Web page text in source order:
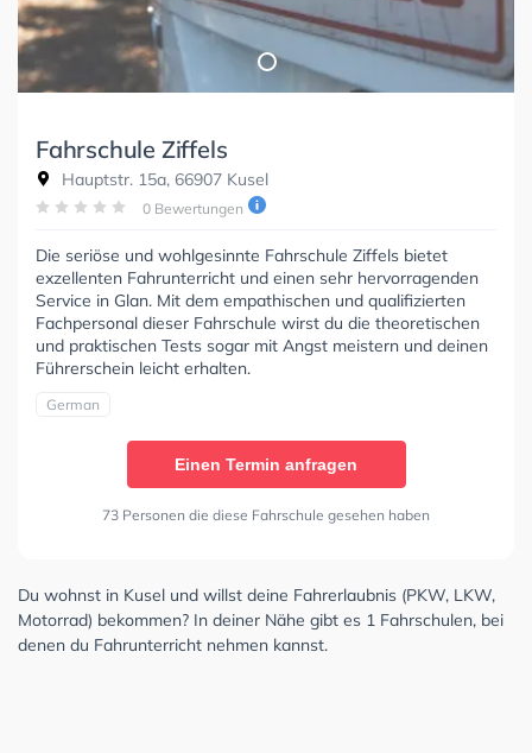
Fahrschule Ziffels
Hauptstr. 15a, 66907 Kusel
0 Bewertungen
Die seriöse und wohlgesinnte Fahrschule Ziffels bietet
exzellenten Fahrunterricht und einen sehr hervorragenden
Service in Glan. Mit dem empathischen und qualifizierten
Fachpersonal dieser Fahrschule wirst du die theoretischen
und praktischen Tests sogar mit Angst meistern und deinen
Führerschein leicht erhalten.
German
Einen Termin anfragen
73 Personen die diese Fahrschule gesehen haben
Du wohnst in Kusel und willst deine Fahrerlaubnis (PKW, LKW,
Motorrad) bekommen? In deiner Nähe gibt es 1 Fahrschulen, bei
denen du Fahrunterricht nehmen kannst.